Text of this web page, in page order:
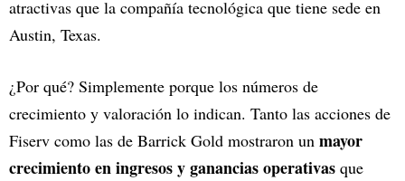
atractivas que la compañía tecnológica que tiene sede en
Austin, Texas.
¿Por qué? Simplemente porque los números de
crecimiento y valoración lo indican. Tanto las acciones de
Fiserv como las de Barrick Gold mostraron un mayor
crecimiento en ingresos y ganancias operativas que